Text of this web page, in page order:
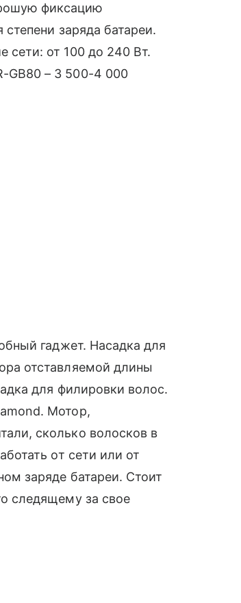
фиксацию
заряда батареи.
сети: от 100 до 240 Вт.
GB80 – 3 500-4 000
гаджет. Насадка для
отставляемой длины
для филировки волос.
Мотор,
сколько волосков в
от сети или от
заряде батареи. Стоит
следящему за свое